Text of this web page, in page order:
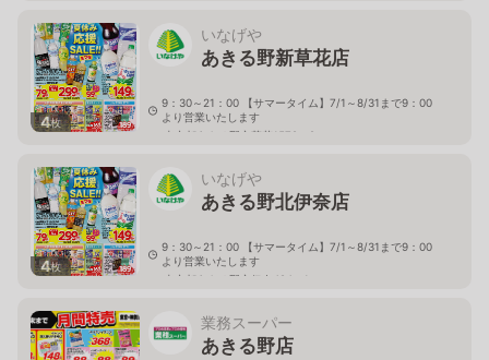
4枚
いなげや
あきる野新草花店
9：30～21：00 【サマータイム】7/1～8/31まで9：00
より営業いたします
東京都あきる野市草花1572－2
4枚
いなげや
あきる野北伊奈店
9：30～21：00 【サマータイム】7/1～8/31まで9：00
より営業いたします
東京都あきる野市伊奈494－1
業務スーパー
あきる野店